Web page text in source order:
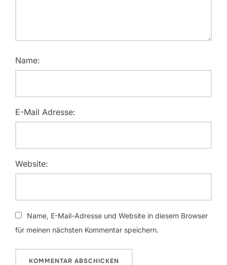
Name:
E-Mail Adresse:
Website:
Name, E-Mail-Adresse und Website in diesem Browser
für meinen nächsten Kommentar speichern.